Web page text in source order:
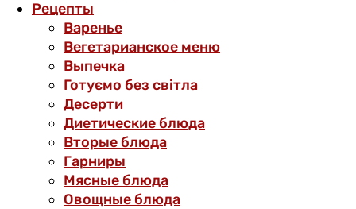
Рецепты
Варенье
Вегетарианское меню
Выпечка
Готуємо без світла
Десерти
Диетические блюда
Вторые блюда
Гарниры
Мясные блюда
Овощные блюда